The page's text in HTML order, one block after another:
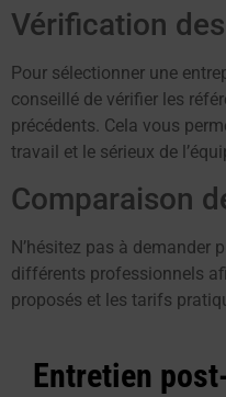
Vérification
Pour sélectionner une
conseillé de vérifier les
précédents. Cela vous
travail et le sérieux de
Comparaison
N’hésitez pas à demander
différents professionnels
proposés et les tarifs
Entretien